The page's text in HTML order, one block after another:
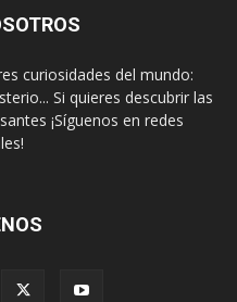
curiosidades del mundo:
Si quieres descubrir las
¡Síguenos en redes